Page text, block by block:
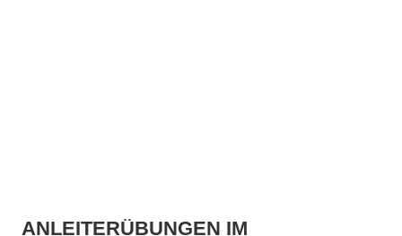
ANLEITERÜBUNGEN IM